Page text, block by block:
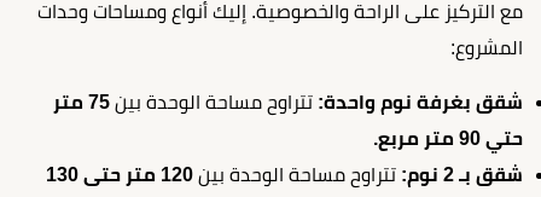
مع التركيز على الراحة والخصوصية. إليك أنواع ومساحات وحدات
المشروع:
شقق بغرفة نوم واحدة: تتراوح مساحة الوحدة بين
75 متر
حتي 90 متر مربع.
شقق بـ 2 نوم:
تتراوح مساحة الوحدة بين
120 متر حتى 130